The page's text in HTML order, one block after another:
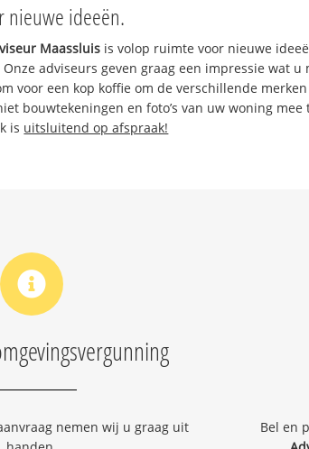
nieuwe ideeën.
Maassluis is volop ruimte voor nieuwe
adviseurs geven graag een impressie wat
voor een kop koffie om de verschillende
bouwtekeningen en foto’s van uw woning
is uitsluitend op afspraak!
nemen wij u graag uit
Bel en